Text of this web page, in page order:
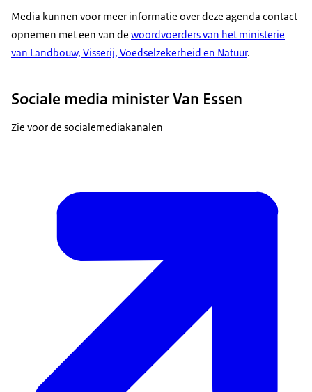
Media kunnen voor meer informatie over deze agenda contact
opnemen met een van de woordvoerders van het ministerie
van Landbouw, Visserij, Voedselzekerheid en Natuur.
Sociale media minister Van Essen
Zie voor de socialemediakanalen